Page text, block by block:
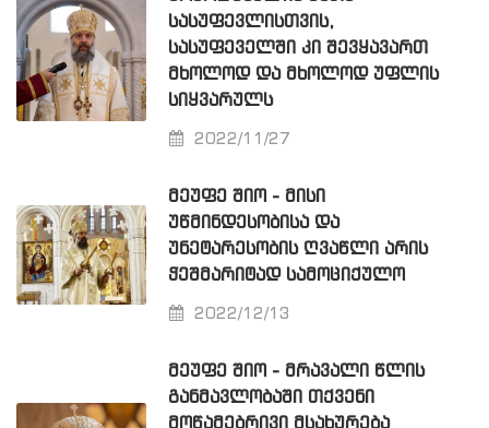
ᲡᲐᲡᲣᲤᲔᲕᲚᲘᲡᲗᲕᲘᲡ,
ᲡᲐᲡᲣᲤᲔᲕᲔᲚᲨᲘ ᲙᲘ ᲨᲔᲕᲧᲐᲕᲐᲠᲗ
ᲛᲮᲝᲚᲝᲓ ᲓᲐ ᲛᲮᲝᲚᲝᲓ ᲣᲤᲚᲘᲡ
ᲡᲘᲧᲕᲐᲠᲣᲚᲡ
2022/11/27
ᲛᲔᲣᲤᲔ ᲨᲘᲝ - ᲛᲘᲡᲘ
ᲣᲬᲛᲘᲜᲓᲔᲡᲝᲑᲘᲡᲐ ᲓᲐ
ᲣᲜᲔᲢᲐᲠᲔᲡᲝᲑᲘᲡ ᲦᲕᲐᲬᲚᲘ ᲐᲠᲘᲡ
ᲭᲔᲨᲛᲐᲠᲘᲢᲐᲓ ᲡᲐᲛᲝᲪᲘᲥᲣᲚᲝ
2022/12/13
ᲛᲔᲣᲤᲔ ᲨᲘᲝ - ᲛᲠᲐᲕᲐᲚᲘ ᲬᲚᲘᲡ
ᲒᲐᲜᲛᲐᲕᲚᲝᲑᲐᲨᲘ ᲗᲥᲕᲔᲜᲘ
ᲛᲝᲬᲐᲛᲔᲑᲠᲘᲕᲘ ᲛᲡᲐᲮᲣᲠᲔᲑᲐ